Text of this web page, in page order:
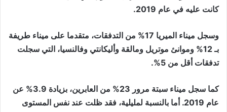
كانت عليه في عام 2019.
وسجل ميناء الميريا 17% من التدفقات، متقدما على ميناء طريفة
بـ 12% وموانئ موتريل ومالقة وأليكانتي وفالنسيا، التي سجلت
تدفقات أقل من 5%.
كما سجل ميناء سبتة مرور 23% من العابرين، بزيادة 3.9% عن
عام 2019. أما بالنسبة لمليلية، فقد ظلت عند نفس المستوى